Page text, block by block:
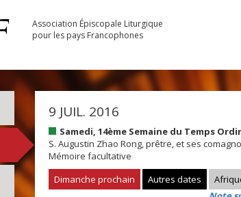
Association Épiscopale Liturgique
pour les pays Francophones
9 JUIL. 2016
Samedi, 14ème Semaine du Temps
S. Augustin Zhao Rong, prêtre, et ses
Mémoire facultative
Dimanche prochain
Autres dates